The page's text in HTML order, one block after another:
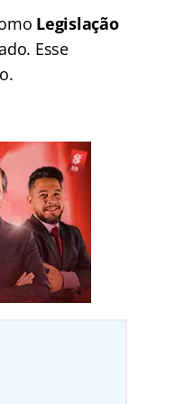
Legislação
Esse